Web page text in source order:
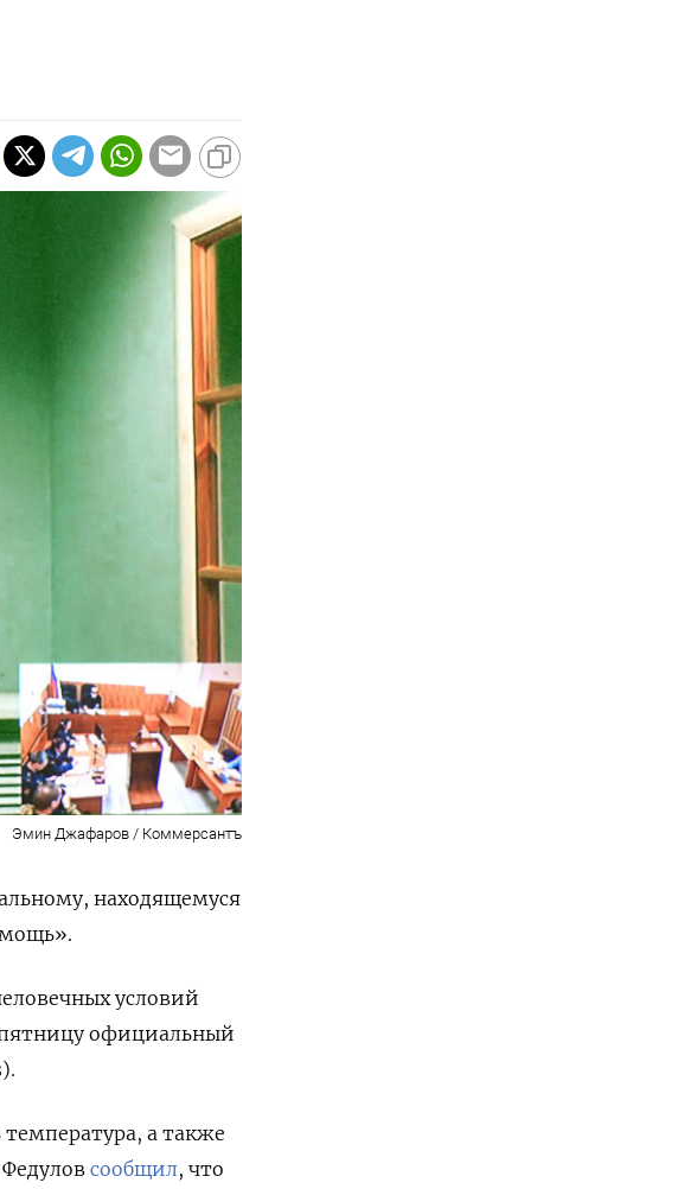
Эмин Джафаров / Коммерсантъ
находящемуся
условий
официальный
температура, а также
сообщил, что